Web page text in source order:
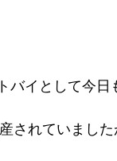
バイとして今
されていまし